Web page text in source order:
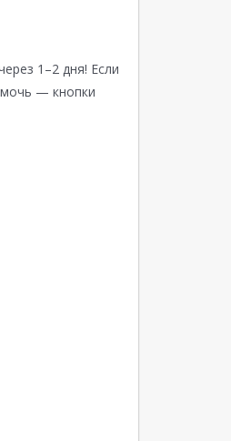
1–2 дня! Если
— кнопки